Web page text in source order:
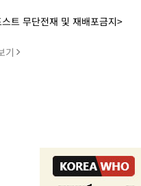
트 무단전재 및 재배포금지>
기